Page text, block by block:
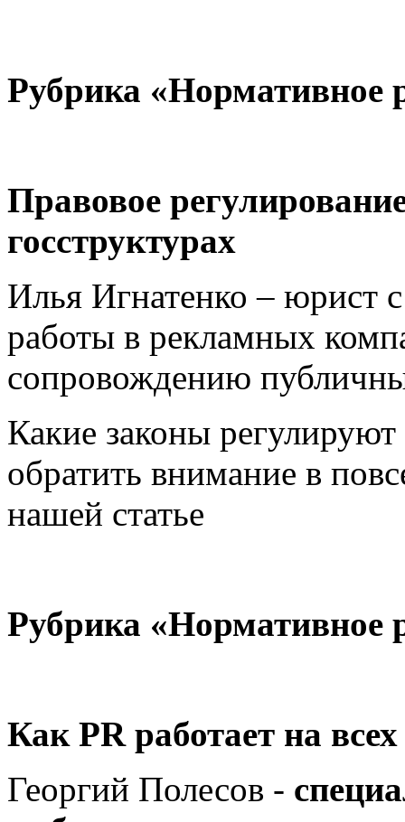
Рубрика «Нормативное
Правовое
госструктурах
Илья Игнатенко – юрист
работы в рекламных
сопровождению
Какие законы
обратить внимание в
нашей статье
Рубрика «Нормативное
Как PR работает на
Георгий Полесов -